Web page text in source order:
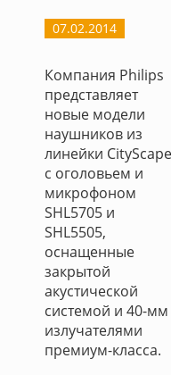
07.02.2014
Компания Philips
представляет
новые модели
наушников из
линейки CityScape
с оголовьем и
микрофоном
SHL5705 и
SHL5505,
оснащенные
закрытой
акустической
системой и 40-мм
излучателями
премиум-класса.